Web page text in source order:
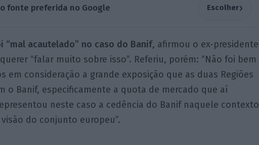
fonte preferida no Google Escolher›
“mal acautelado” no caso do Banif, afirmou o ex-presidente
“falar muito sobre isso”. Referiu, porém: “Não foi bem
em consideração a grande exposição que as duas Regiões
o Banif, especificamente a quota de mercado que aí
neste caso a cedência do Banif naquele contexto
do conjunto europeu”.